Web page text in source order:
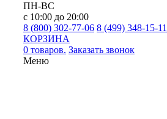
ПН-ВС
с 10:00 до 20:00
8 (800) 302-77-06 8 (499) 348-15-11
КОРЗИНА
0 товаров. Заказать звонок
Меню